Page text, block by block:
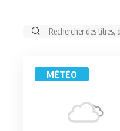
Rechercher:
MÉTÉO